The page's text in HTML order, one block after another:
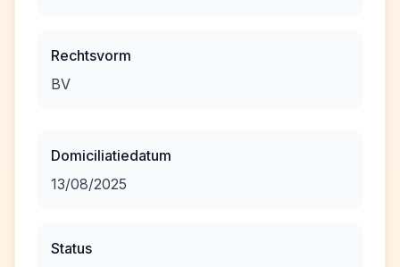
Rechtsvorm
BV
Domiciliatiedatum
13/08/2025
Status